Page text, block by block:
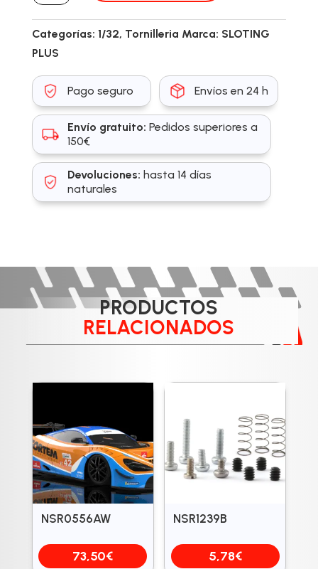
Categorías: 1/32, Tornilleria Marca: SLOTING
PLUS
Pago seguro Envíos en 24 h
Envío gratuito: Pedidos superiores a
150€
Devoluciones: hasta 14 días
naturales
PRODUCTOS
RELACIONADOS
NSR0556AW
73,50€
NSR1239B
5,78€